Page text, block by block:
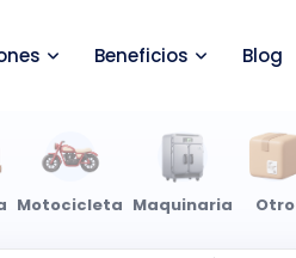
Beneficios Blog
Motocicleta Maquinaria Otro